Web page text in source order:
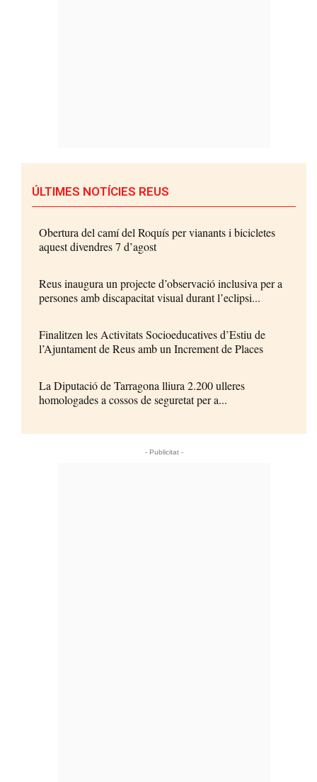
ÚLTIMES NOTÍCIES REUS
Obertura del camí del Roquís per vianants i bicicletes
aquest divendres 7 d’agost
Reus inaugura un projecte d’observació inclusiva per a
persones amb discapacitat visual durant l’eclipsi...
Finalitzen les Activitats Socioeducatives d’Estiu de
l’Ajuntament de Reus amb un Increment de Places
La Diputació de Tarragona lliura 2.200 ulleres
homologades a cossos de seguretat per a...
- Publicitat -